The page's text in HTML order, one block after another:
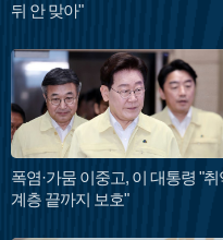
뒤 안 맞아"
폭염·가뭄 이중고, 이 대통령 "취
계층 끝까지 보호"